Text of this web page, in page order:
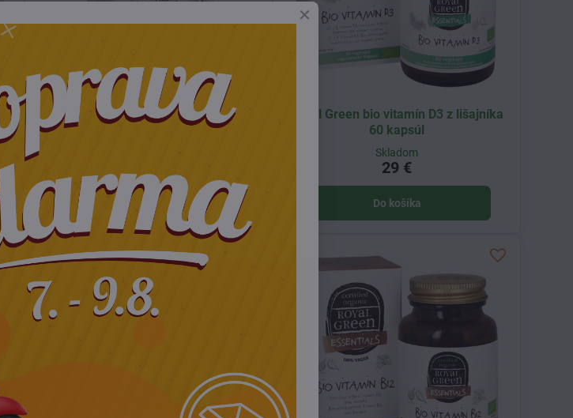
Royal Green vitamín C camu camu 60
Do košíka
Royal Green bio vitamín D3 z lišajníka
60 kapsúl
Skladom
29 €
Do košíka